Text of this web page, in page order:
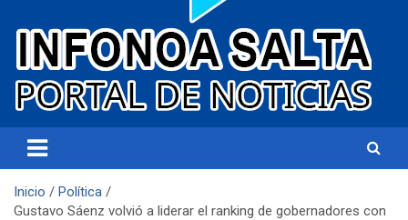
Infonoa Salta
Inicio
Política
Gustavo Sáenz volvió a liderar el ranking de gobernadores con